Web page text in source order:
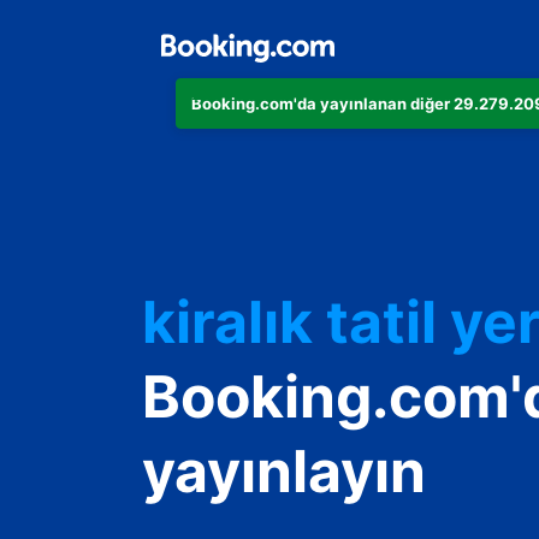
Booking.com'da yayınlanan diğer
kiralık tatil
Konukevinizi
Oda ve
yayınlayın